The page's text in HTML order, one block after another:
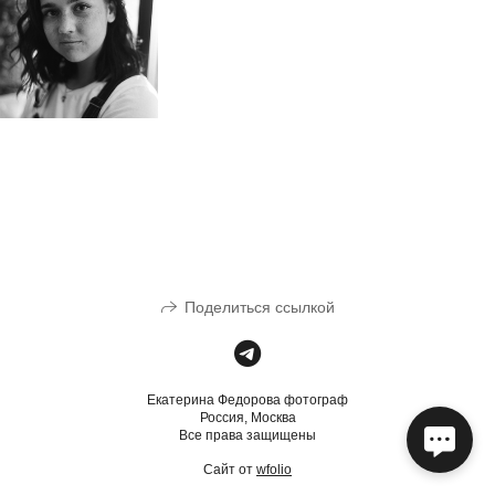
Поделиться ссылкой
Екатерина Федорова фотограф
Россия, Москва
Все права защищены
Сайт от wfolio